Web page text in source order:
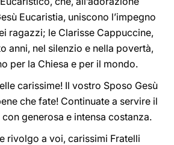
Eucaristia, uniscono l’impegno
ragazzi; le Clarisse Cappuccine,
anni, nel silenzio e nella povertà,
per la Chiesa e per il mondo.
carissime! Il vostro Sposo Gesù
che fate! Continuate a servire il
con generosa e intensa costanza.
rivolgo a voi, carissimi Fratelli